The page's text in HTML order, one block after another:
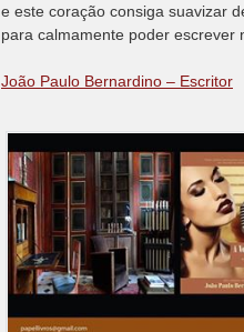
e este coração consiga suavizar
para calmamente poder escrever
João Paulo Bernardino – Escritor